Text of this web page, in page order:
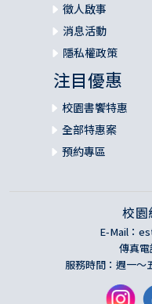
徵人啟事
消息活動
隱私權政策
注目優惠
校園書饗特惠
全部特惠案
預約專區
校
E-Mail：
傳真
服務時間：週一～